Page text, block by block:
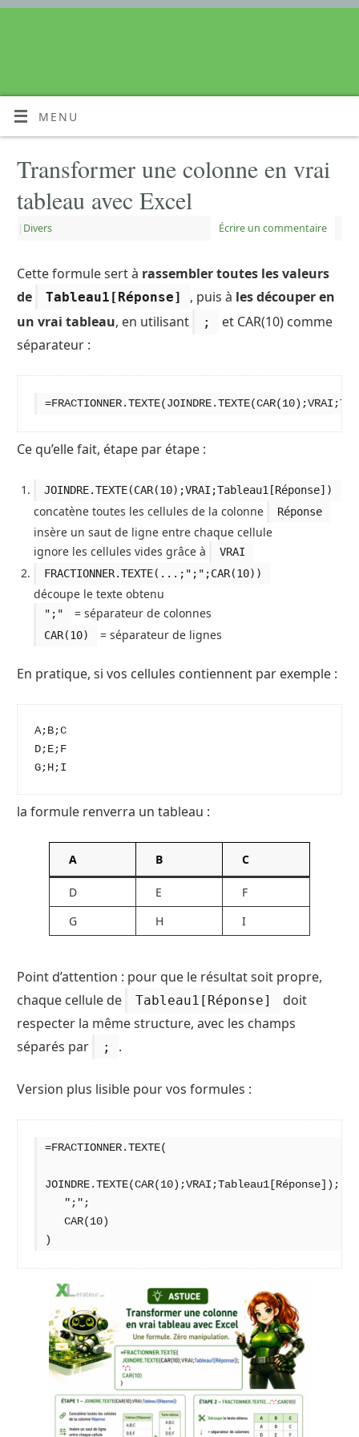
MENU
Transformer une colonne en vrai
tableau avec Excel
| Divers Écrire un commentaire
Cette formule sert à rassembler toutes les valeurs
de
Tableau1[Réponse] , puis à les découper en
un vrai tableau, en utilisant ;
et CAR(10) comme
séparateur :
Ce qu’elle fait, étape par étape :
JOINDRE.TEXTE(CAR(10);VRAI;Tableau1[Réponse])
concatène toutes les cellules de la colonne Réponse
insère un saut de ligne entre chaque cellule
ignore les cellules vides grâce à
VRAI
FRACTIONNER.TEXTE(...;";";CAR(10))
découpe le texte obtenu
";" = séparateur de colonnes
CAR(10) = séparateur de lignes
En pratique, si vos cellules contiennent par exemple :
A;B;C
D;E;F
G;H;I
la formule renverra un tableau :
A B C
D E
F
G
H I
Point d’attention : pour que le résultat soit propre,
chaque cellule de
Tableau1[Réponse]
doit
respecter la même structure, avec les champs
séparés par
; .
Version plus lisible pour vos formules :
=FRACTIONNER.TEXTE(
JOINDRE.TEXTE(CAR(10);VRAI;Tableau1[Réponse]);
   ";";
   CAR(10)
)